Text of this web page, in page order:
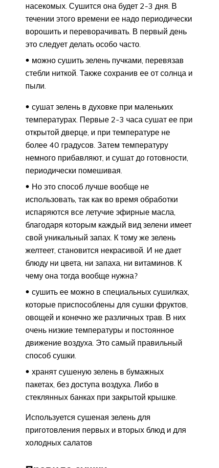
насекомых. Сушится она будет 2-3 дня. В
течении этого времени ее надо периодически
ворошить и переворачивать. В первый день
это следует делать особо часто.
можно сушить зелень пучками, перевязав
стебли ниткой. Также сохранив ее от солнца и
пыли.
сушат зелень в духовке при маленьких
температурах. Первые 2-3 часа сушат ее при
открытой дверце, и при температуре не
более 40 градусов. Затем температуру
немного прибавляют, и сушат до готовности,
периодически помешивая.
Но это способ лучше вообще не
использовать, так как во время обработки
испаряются все летучие эфирные масла,
благодаря которым каждый вид зелени имеет
свой уникальный запах. К тому же зелень
желтеет, становится некрасивой. И не дает
блюду ни цвета, ни запаха, ни витаминов. К
чему она тогда вообще нужна?
сушить ее можно в специальных сушилках,
которые приспособлены для сушки фруктов,
овощей и конечно же различных трав. В них
очень низкие температуры и постоянное
движение воздуха. Это самый правильный
способ сушки.
хранят сушеную зелень в бумажных
пакетах, без доступа воздуха. Либо в
стеклянных банках при закрытой крышке.
Используется сушеная зелень для
приготовления первых и вторых блюд и для
холодных салатов